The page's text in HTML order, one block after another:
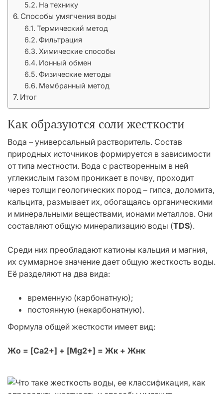
На технику
Способы умягчения воды
Термический метод
Фильтрация
Химические способы
Ионный обмен
Физические методы
Мембранный метод
Итог
Как образуются соли жесткости
Вода – универсальный растворитель. Состав
природных источников формируется в зависимости
от типа местности. Вода с растворенным в ней
углекислым газом проникает в почву, проходит
через толщи геологических пород – гипса, доломита,
кальцита, размывает их, обогащаясь органическими
и минеральными веществами, ионами металлов. Они
составляют общую минерализацию воды (TDS).
Среди них преобладают катионы кальция и магния,
их суммарное значение дает общую жесткость воды.
Её разделяют на два вида:
временную (карбонатную);
постоянную (некарбонатную).
Формула общей жесткости имеет вид:
Жо = [Ca2+] + [Mg2+] = Жк + Жнк